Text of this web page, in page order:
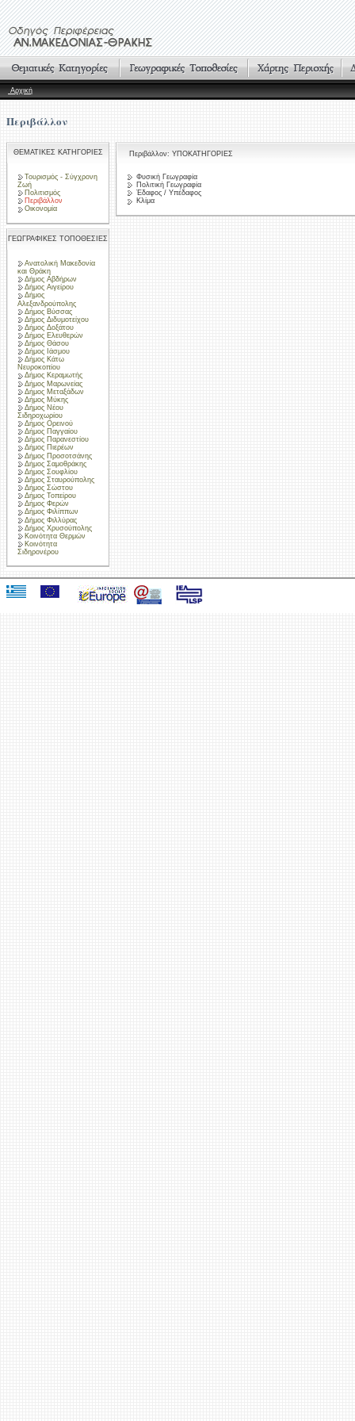
Αρχική
Περιβάλλον
ΘΕΜΑΤΙΚΕΣ ΚΑΤΗΓΟΡΙΕΣ
Τουρισμός - Σύγχρονη
Ζωή
Πολιτισμός
Περιβάλλον
Οικονομία
ΓΕΩΓΡΑΦΙΚΕΣ ΤΟΠΟΘΕΣΙΕΣ
Ανατολική Μακεδονία
και Θράκη
Δήμος Αβδήρων
Δήμος Αιγείρου
Δήμος
Αλεξανδρούπολης
Δήμος Βύσσας
Δήμος Διδυμοτείχου
Δήμος Δοξάτου
Δήμος Ελευθερών
Δήμος Θάσου
Δήμος Ιάσμου
Δήμος Κάτω
Νευροκοπίου
Δήμος Κεραμωτής
Δήμος Μαρωνείας
Δήμος Μεταξάδων
Δήμος Μύκης
Δήμος Νέου
Σιδηροχωρίου
Δήμος Ορεινού
Δήμος Παγγαίου
Δήμος Παρανεστίου
Δήμος Πιερέων
Δήμος Προσοτσάνης
Δήμος Σαμοθράκης
Δήμος Σουφλίου
Δήμος Σταυρούπολης
Δήμος Σώστου
Δήμος Τοπείρου
Δήμος Φερών
Δήμος Φιλίππων
Δήμος Φιλλύρας
Δήμος Χρυσούπολης
Κοινότητα Θερμών
Κοινότητα
Σιδηρονέρου
Περιβάλλον: ΥΠΟΚΑΤΗΓΟΡΙΕΣ
Φυσική Γεωγραφία
Πολιτική Γεωγραφία
Έδαφος / Υπέδαφος
Κλίμα